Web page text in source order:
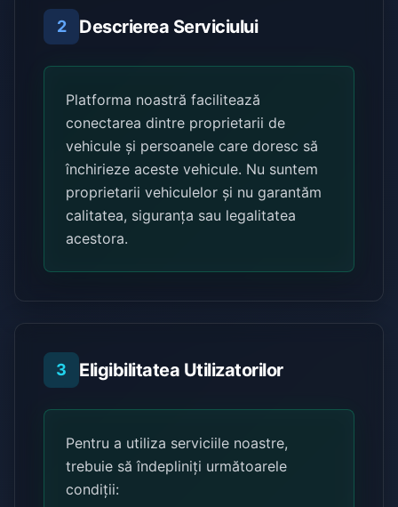
2 Descrierea Serviciului
Platforma noastră facilitează
conectarea dintre proprietarii de
vehicule și persoanele care doresc să
închirieze aceste vehicule. Nu suntem
proprietarii vehiculelor și nu garantăm
calitatea, siguranța sau legalitatea
acestora.
3 Eligibilitatea Utilizatorilor
Pentru a utiliza serviciile noastre,
trebuie să îndepliniți următoarele
condiții: